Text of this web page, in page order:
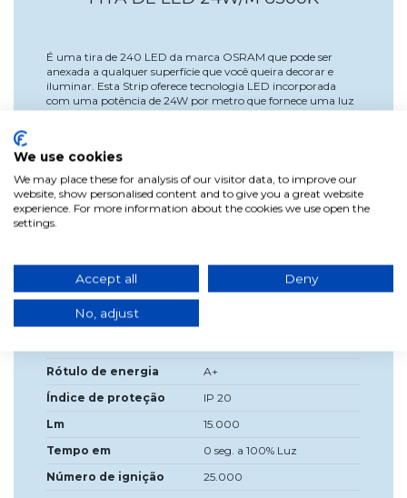
É uma tira de 240 LED da marca OSRAM que pode ser
anexada a qualquer superfície que você queira decorar e
iluminar. Esta Strip oferece tecnologia LED incorporada
com uma potência de 24W por metro que fornece uma luz
fria (branca) de 6500K. Ele tem um certificado de proteção
Largura
100cm
Alta
1 cm
Fonte de luz incluída?
Rótulo de energia
A+
Índice de proteção
IP 20
Lm
15.000
Tempo em
0 seg. a 100% Luz
Número de ignição
25.000
We use cookies
We may place these for analysis of our visitor data, to improve our
website, show personalised content and to give you a great website
experience. For more information about the cookies we use open the
settings.
Accept all Deny
No, adjust